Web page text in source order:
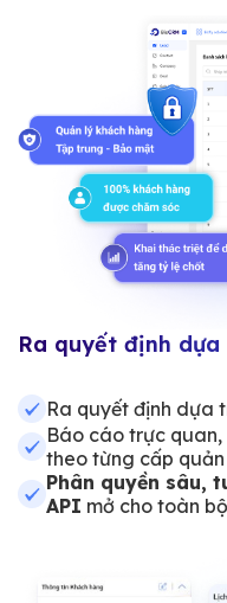
Ra quyết định
Ra quyết định dựa
Báo cáo trực
theo từng cấp quản
Phân quyền sâu,
API mở cho toàn